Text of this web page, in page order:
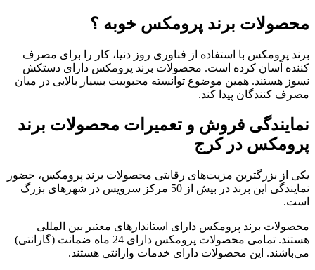
محصولات برند پرومکس خوبه ؟
برند پرومکس با استفاده از فناوری روز دنیا، کار را برای مصرف
کننده آسان کرده است. محصولات برند پرومکس دارای دستکش‌
نسوز هستند. همین موضوع توانسته محبوبیت بسیار بالایی در میان
مصرف کنندگان پیدا کند.
نمایندگی فروش و تعمیرات محصولات برند
پرومکس در کرج
یکی از بزرگترین مزیت‌های رقابتی محصولات برند پرومکس، حضور
نمایندگی این برند در بیش از 50 مرکز سرویس در شهرهای بزرگ
است.
محصولات برند پرومکس دارای استاندارهای معتبر بین المللی
هستند. تمامی محصولات پرومکس دارای 24 ماه ضمانت (گارانتی)
می‌باشند. این محصولات دارای خدمات وارانتی هستند.